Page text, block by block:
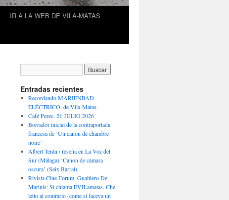
IR A LA WEB DE VILA-MATAS
Entradas recientes
Recordando MARIENBAD
ELÉCTRICO, de Vila-Matas.
Café Perec. 21 JULIO 2026
Borrador inicial de la contraportada
francesa de ‘Un canon de chambre
noire’
Albert Terán / reseña en La Voz del
Sur (Málaga) ‘Canon de cámara
oscura’ (Seix Barral)
Rivista Cine Forum. Gualtiero De
Marinis: Si chiama EVILamatas. Che
letto al contrario (come si faceva un